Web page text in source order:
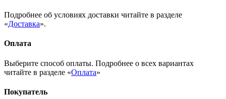
Подробнее об условиях доставки читайте в разделе
«Доставка».
Оплата
Выберите способ оплаты. Подробнее о всех вариантах
читайте в разделе «Оплата»
Покупатель